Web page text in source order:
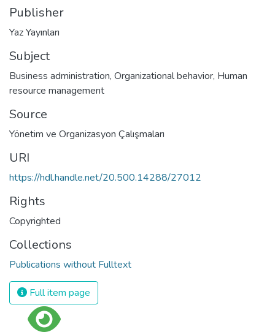
Publisher
Yaz Yayınları
Subject
Business administration, Organizational behavior, Human
resource management
Source
Yönetim ve Organizasyon Çalışmaları
URI
https://hdl.handle.net/20.500.14288/27012
Rights
Copyrighted
Collections
Publications without Fulltext
Full item page